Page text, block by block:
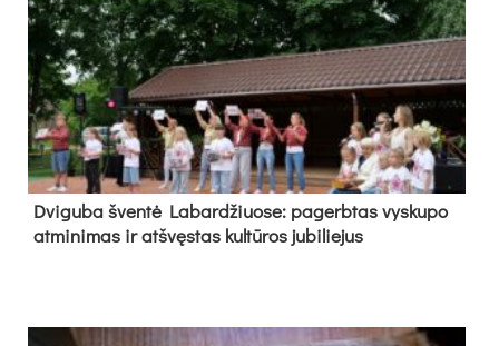
Dvi­gu­ba šven­tė La­bar­džiuo­se: pa­gerb­tas vys­ku­po
at­mi­ni­mas ir at­švęs­tas kul­tū­ros ju­bi­lie­jus